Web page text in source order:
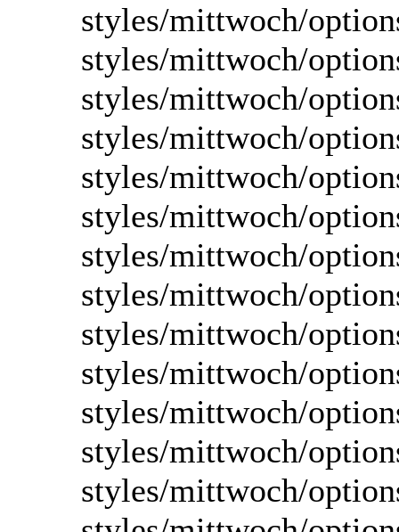
styles/mittwoch/
styles/mittwoch/
styles/mittwoch/
styles/mittwoch/
styles/mittwoch/
styles/mittwoch/
styles/mittwoch/
styles/mittwoch/
styles/mittwoch/
styles/mittwoch/
styles/mittwoch/
styles/mittwoch/
styles/mittwoch/